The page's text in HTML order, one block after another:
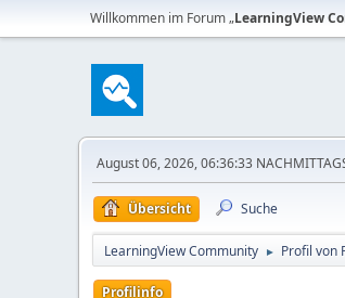
Willkommen im Forum „LearningView
August 06, 2026, 06:36:33
Übersicht Suche
LearningView Community ► Profil von
Profilinfo